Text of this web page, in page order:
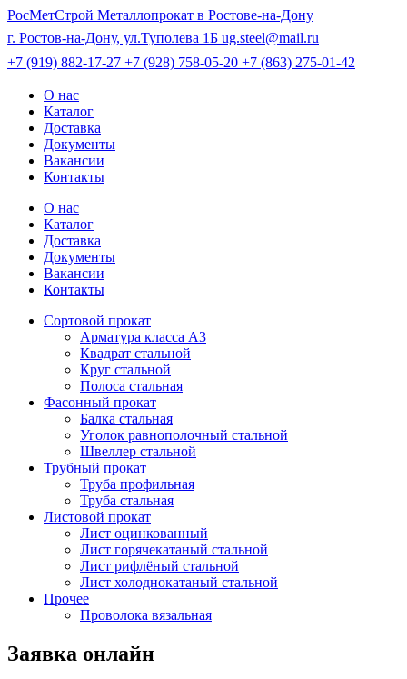
РосМетСтрой Металлопрокат в Ростове-на-Дону
г. Ростов-на-Дону, ул.Туполева 1Б ug.steel@mail.ru
+7 (919) 882-17-27 +7 (928) 758-05-20 +7 (863) 275-01-42
О нас
Каталог
Доставка
Документы
Вакансии
Контакты
О нас
Каталог
Доставка
Документы
Вакансии
Контакты
Сортовой прокат
Арматура класса А3
Квадрат стальной
Круг стальной
Полоса стальная
Фасонный прокат
Балка стальная
Уголок равнополочный стальной
Швеллер стальной
Трубный прокат
Труба профильная
Труба стальная
Листовой прокат
Лист оцинкованный
Лист горячекатаный стальной
Лист рифлёный стальной
Лист холоднокатаный стальной
Прочее
Проволока вязальная
Заявка онлайн